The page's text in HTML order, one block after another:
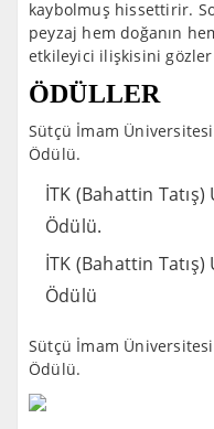
kaybolmuş hissettirir.
peyzaj hem doğanın
etkileyici ilişkisini
ÖDÜLLER
Sütçü İmam Üniversitesi
Ödülü.
İTK (Bahattin Tatış)
Ödülü.
İTK (Bahattin Tatış)
Ödülü
Sütçü İmam Üniversitesi
Ödülü.